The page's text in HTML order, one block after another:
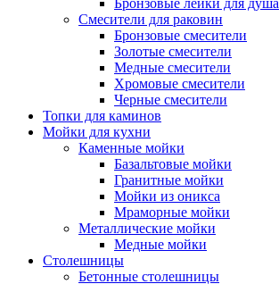
Бронзовые лейки для душа
Смесители для раковин
Бронзовые смесители
Золотые смесители
Медные смесители
Хромовые смесители
Черные смесители
Топки для каминов
Мойки для кухни
Каменные мойки
Базальтовые мойки
Гранитные мойки
Мойки из оникса
Мраморные мойки
Металлические мойки
Медные мойки
Столешницы
Бетонные столешницы